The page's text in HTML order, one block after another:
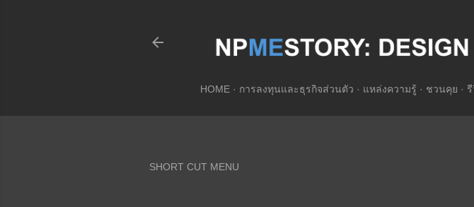
HOME การลงทุนและธุรกิจส่วนตัว แหล่งความรู้ ชวนคุย รี
SHORT CUT MENU